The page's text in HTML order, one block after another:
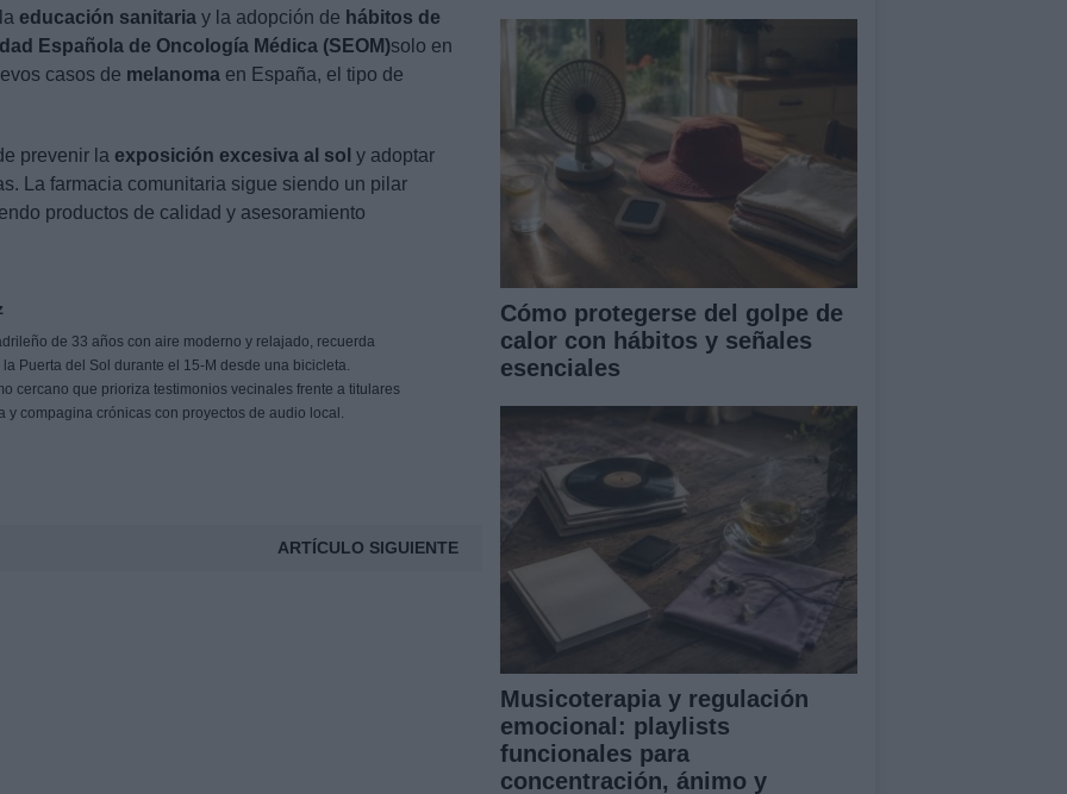
educación sanitaria y la adopción de hábitos de
Española de Oncología Médica (SEOM)solo en
casos de melanoma en España, el tipo de
prevenir la exposición excesiva al sol y adoptar
La farmacia comunitaria sigue siendo un pilar
productos de calidad y asesoramiento
de 33 años con aire moderno y relajado, recuerda
Puerta del Sol durante el 15-M desde una bicicleta.
cercano que prioriza testimonios vecinales frente a titulares
y compagina crónicas con proyectos de audio local.
ARTÍCULO SIGUIENTE
Cómo protegerse del golpe de
calor con hábitos y señales
esenciales
Musicoterapia y regulación
emocional: playlists
funcionales para
concentración, ánimo y